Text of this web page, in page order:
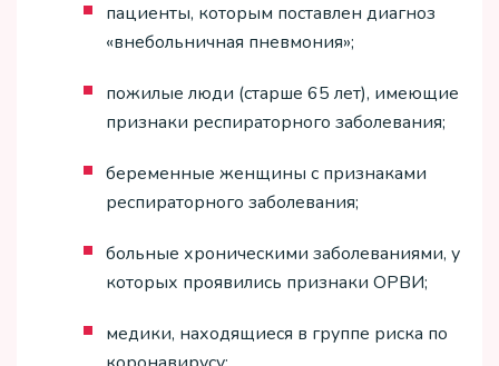
пациенты, которым поставлен диагноз
«внебольничная пневмония»;
пожилые люди (старше 65 лет), имеющие
признаки респираторного заболевания;
беременные женщины с признаками
респираторного заболевания;
больные хроническими заболеваниями, у
которых проявились признаки ОРВИ;
медики, находящиеся в группе риска по